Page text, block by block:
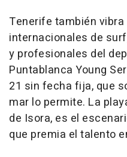
Tenerife también
internacionales de
y profesionales del
Puntablanca Young
21 sin fecha fija, que
mar lo permite. La
de Isora, es el
que premia el talento